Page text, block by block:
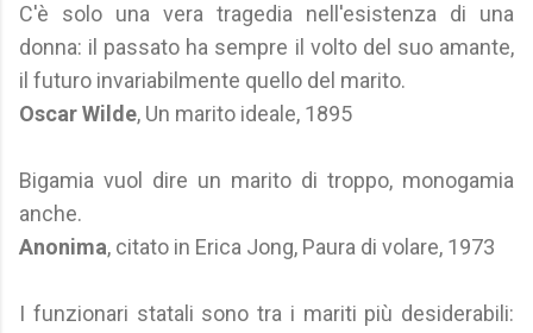
C'è solo una vera tragedia nell'esistenza di una
donna: il passato ha sempre il volto del suo amante,
il futuro invariabilmente quello del marito.
Oscar Wilde, Un marito ideale, 1895
Bigamia vuol dire un marito di troppo, monogamia
anche.
Anonima, citato in Erica Jong, Paura di volare, 1973
I funzionari statali sono tra i mariti più desiderabili: